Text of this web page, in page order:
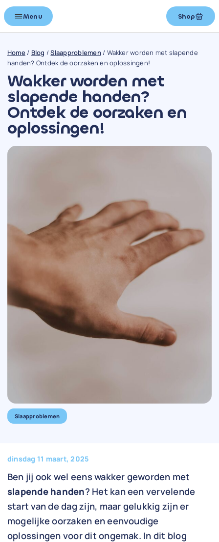
Menu Shop
Home/ Blog /Slaapproblemen/ Wakker worden met slapende
handen? Ontdek de oorzaken en oplossingen!
Wakker worden met
slapende handen?
Ontdek de oorzaken en
oplossingen!
Slaapproblemen
dinsdag 11 maart, 2025
Ben jij ook wel eens wakker geworden met
slapende handen? Het kan een vervelende
start van de dag zijn, maar gelukkig zijn er
mogelijke oorzaken en eenvoudige
oplossingen voor dit ongemak. In dit blog